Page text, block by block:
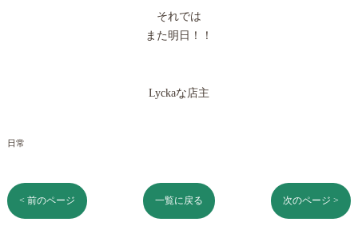
それでは
また明日！！
Lyckaな店主
日常
< 前のページ 一覧に戻る 次のページ >